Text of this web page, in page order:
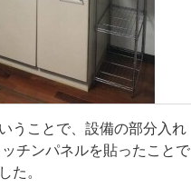
うことで、設備の部分入れ
チンパネルを貼ったことで
た。